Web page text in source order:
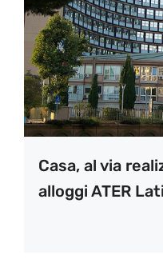
Casa, al via
alloggi ATER